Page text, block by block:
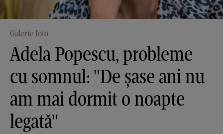
Galerie foto
Adela Popescu, probleme
cu somnul: "De șase ani nu
am mai dormit o noapte
legată"